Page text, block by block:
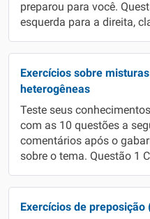
preparou para você.
esquerda para a direita,
Exercícios sobre
heterogêneas
Teste seus
com as 10 questões a
comentários após o
sobre o tema. Questão 1
Exercícios de